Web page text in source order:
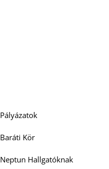
Pályázatok
Baráti Kör
Neptun Hallgatóknak